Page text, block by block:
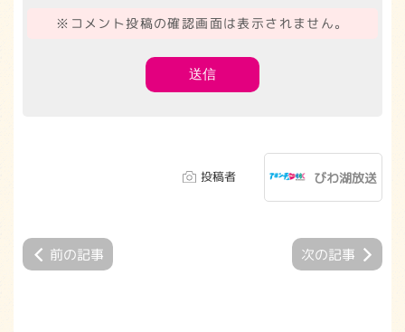
※コメント投稿の確認画面は表示されません。
投稿者 びわ湖放送
前の記事 次の記事